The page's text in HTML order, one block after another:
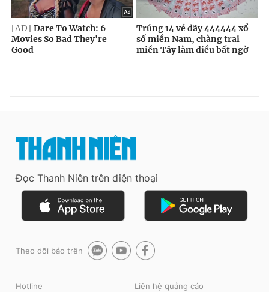
Đọc Thanh Niên trên điện thoại
Theo dõi báo trên
Hotline Liên hệ quảng cáo